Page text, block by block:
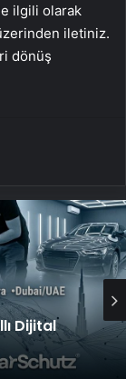
ilgili olarak
iletiniz.
dönüş
Dijital